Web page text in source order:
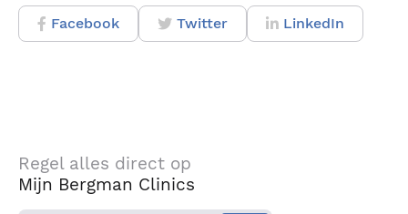
Facebook Twitter LinkedIn
Regel alles direct op
Mijn Bergman Clinics